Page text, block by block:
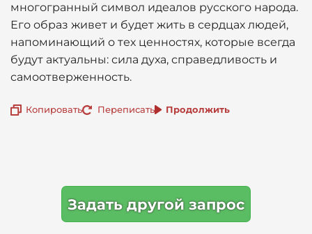
многогранный символ идеалов русского народа.
Его образ живет и будет жить в сердцах людей,
напоминающий о тех ценностях, которые всегда
будут актуальны: сила духа, справедливость и
самоотверженность.
Копировать Переписать Продолжить
Задать другой запрос